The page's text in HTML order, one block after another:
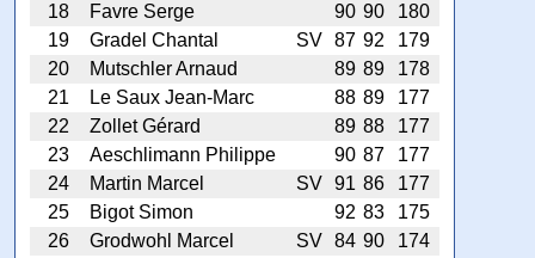
18
Favre Serge 90 90
180
19
Gradel Chantal SV 87 92
179
20
Mutschler Arnaud 89 89
178
21
Le Saux Jean-Marc 88 89
177
22
Zollet Gérard 89 88
177
23
Aeschlimann Philippe 90 87
177
24
Martin Marcel SV 91 86
177
25
Bigot Simon 92 83
175
26
Grodwohl Marcel SV 84 90
174